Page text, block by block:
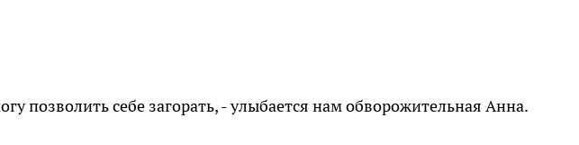
позволить себе загорать, - улыбается нам обворожительная Анна.